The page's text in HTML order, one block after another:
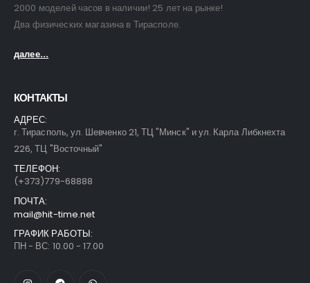
2000 моделей часов в наличии! 25 лет на рынке!
Два физических магазина в Тирасполе.
далее...
КОНТАКТЫ
АДРЕС:
г. Тирасполь, ул. Шевченко 21, ТЦ "Минск" и ул. Карла Либкнехта
226, ТЦ "Восточный"
ТЕЛЕФОН:
(+373)779-68888
ПОЧТА:
mail@hit-time.net
ГРАФИК РАБОТЫ:
ПН - ВС: 10.00 - 17.00